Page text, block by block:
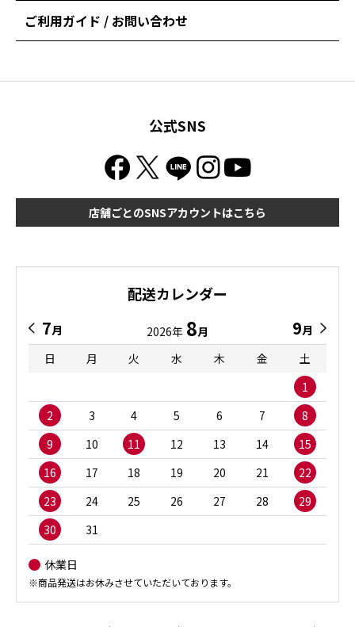
ご利用ガイド / お問い合わせ
公式SNS
店舗ごとのSNSアカウントはこちら
配送カレンダー
7月 2026年 8月 9月
日
月 火 水 木 金
土
1
2
3 4 5 6 7
8
9
10 11 12 13 14
15
16
17 18 19 20 21
22
23
24 25 26 27 28
29
30
31
休業日
※商品発送はお休みさせていただいております。